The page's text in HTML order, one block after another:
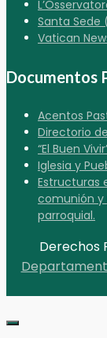
Santa Sede
Vatican
Documentos
Acentos
Directorio
“El Buen
Iglesia y
Estructuras
comunión y
parroquial.
Derechos